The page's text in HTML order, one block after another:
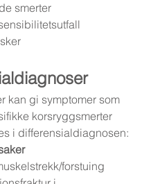
smerter
kan gi symptomer som
korsryggsmerter
i differensialdiagnosen:
forstuing